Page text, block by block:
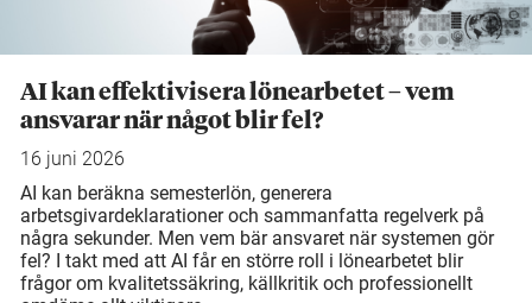
AI kan effektivisera lönearbetet – vem
ansvarar när något blir fel?
16 juni 2026
AI kan beräkna semesterlön, generera
arbetsgivardeklarationer och sammanfatta regelverk på
några sekunder. Men vem bär ansvaret när systemen gör
fel? I takt med att AI får en större roll i lönearbetet blir
frågor om kvalitetssäkring, källkritik och professionellt